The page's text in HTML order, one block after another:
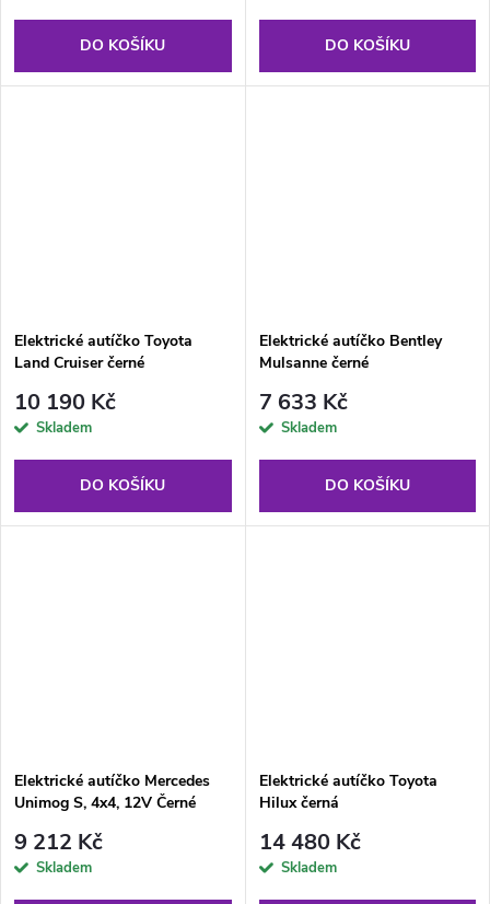
DO KOŠÍKU DO KOŠÍKU
Elektrické autíčko Toyota
Land Cruiser černé
10 190 Kč
Skladem
DO KOŠÍKU
Elektrické autíčko Bentley
Mulsanne černé
7 633 Kč
Skladem
DO KOŠÍKU
Elektrické autíčko Mercedes
Unimog S, 4x4, 12V Černé
9 212 Kč
Skladem
Elektrické autíčko Toyota
Hilux černá
14 480 Kč
Skladem